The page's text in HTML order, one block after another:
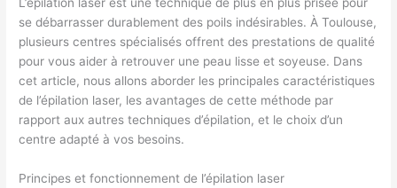
L’épilation laser est une technique de plus en plus prisée pour
se débarrasser durablement des poils indésirables. À Toulouse,
plusieurs centres spécialisés offrent des prestations de qualité
pour vous aider à retrouver une peau lisse et soyeuse. Dans
cet article, nous allons aborder les principales caractéristiques
de l’épilation laser, les avantages de cette méthode par
rapport aux autres techniques d’épilation, et le choix d’un
centre adapté à vos besoins.
Principes et fonctionnement de l’épilation laser